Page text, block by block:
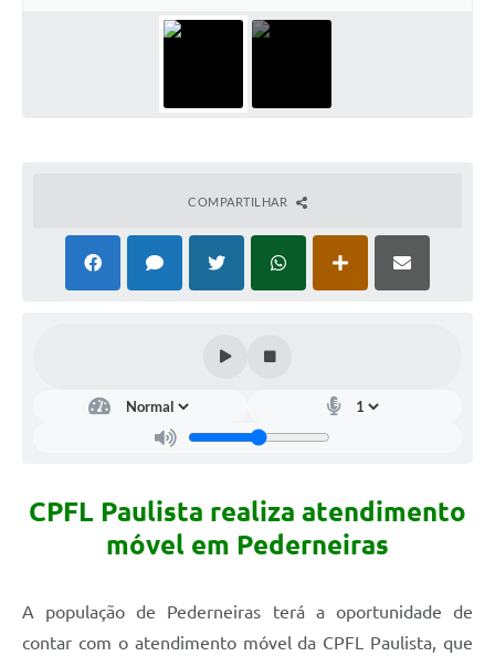
COMPARTILHAR
CPFL Paulista realiza atendimento
móvel em Pederneiras
A população de Pederneiras terá a oportunidade de
contar com o atendimento móvel da CPFL Paulista, que